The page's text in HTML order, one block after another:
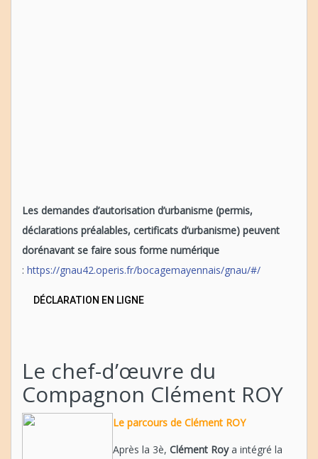
Les demandes d’autorisation d’urbanisme (permis,
déclarations préalables, certificats d’urbanisme) peuvent
dorénavant se faire sous forme numérique
: https://gnau42.operis.fr/bocagemayennais/gnau/#/
DÉCLARATION EN LIGNE
Le chef-d’œuvre du
Compagnon Clément ROY
Le parcours de Clément ROY
Après la 3è, Clément Roya intégré la